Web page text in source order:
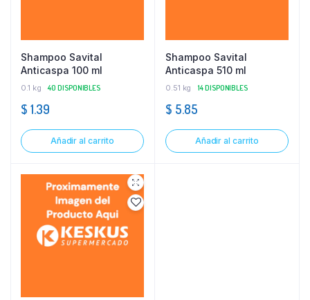
Shampoo Savital
Anticaspa 100 ml
0.1 kg 40 DISPONIBLES
$ 1.39
Añadir al carrito
Shampoo Savital
Anticaspa 510 ml
0.51 kg 14 DISPONIBLES
$ 5.85
Añadir al carrito